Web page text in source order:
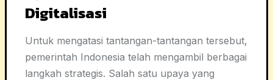
Digitalisasi
Untuk mengatasi tantangan-tantangan tersebut,
pemerintah Indonesia telah mengambil berbagai
langkah strategis. Salah satu upaya yang